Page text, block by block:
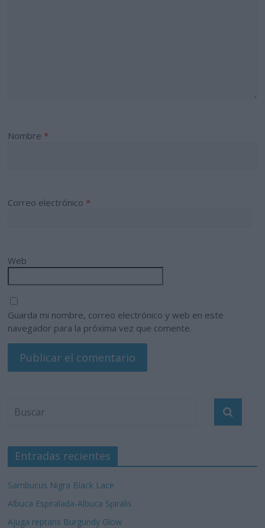
Nombre *
Correo electrónico *
Web
Guarda mi nombre, correo electrónico y web en este
navegador para la próxima vez que comente.
Entradas recientes
Sambucus Nigra Black Lace
Albuca Espiralada-Albuca Spiralis
Ajuga reptans Burgundy Glow